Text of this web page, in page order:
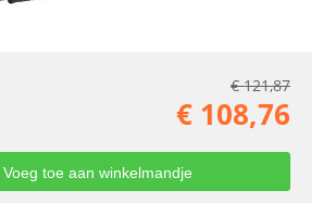
€121,87
€ 108,76
Voeg toe aan winkelmandje